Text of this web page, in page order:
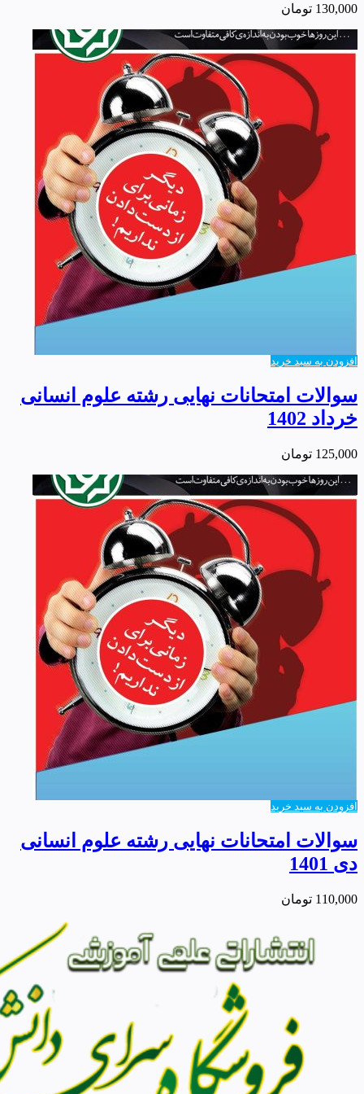
130,000 تومان
افزودن به سبد خرید
سوالات امتحانات نهایی رشته علوم انسانی
خرداد 1402
125,000 تومان
افزودن به سبد خرید
سوالات امتحانات نهایی رشته علوم انسانی
دی 1401
110,000 تومان